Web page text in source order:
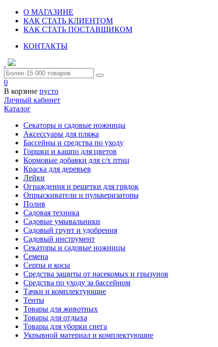
О МАГАЗИНЕ
КАК СТАТЬ КЛИЕНТОМ
КАК СТАТЬ ПОСТАВЩИКОМ
КОНТАКТЫ
0
В корзине пусто
Личный кабинет
Каталог
Секаторы и садовые ножницы
Аксессуары для пляжа
Бассейны и средства по уходу
Горшки и кашпо для цветов
Кормовые добавки для с/х птиц
Краска для деревьев
Лейки
Ограждения и решетки для грядок
Опрыскиватели и пульверизаторы
Полив
Садовая техника
Садовые умывальники
Садовый грунт и удобрения
Садовый инструмент
Секаторы и садовые ножницы
Семена
Серпы и косы
Средства защиты от насекомых и грызунов
Средства по уходу за бассейном
Тачки и комплектующие
Тенты
Товары для животных
Товары для отдыха
Товары для уборки снега
Укрывной материал и комплектующие